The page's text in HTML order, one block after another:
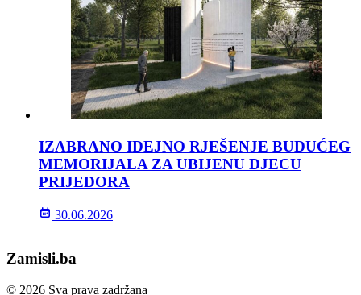
IZABRANO IDEJNO RJEŠENJE BUDUĆEG
MEMORIJALA ZA UBIJENU DJECU
PRIJEDORA
30.06.2026
Zamisli.ba
© 2026 Sva prava zadržana